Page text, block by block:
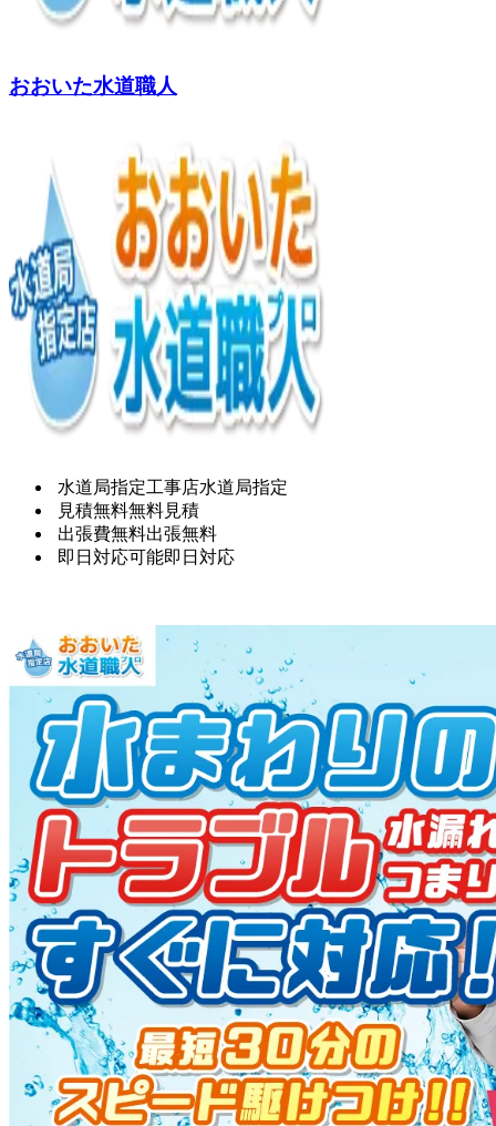
おおいた水道職人
水道局指定工事店水道局指定
見積無料無料見積
出張費無料出張無料
即日対応可能即日対応